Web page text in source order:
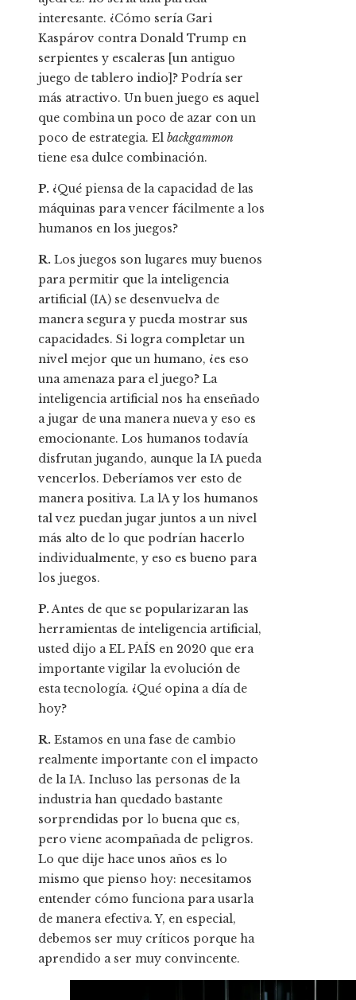
interesante. ¿Cómo sería Gari
Kaspárov contra Donald Trump en
serpientes y escaleras [un antiguo
juego de tablero indio]? Podría ser
más atractivo. Un buen juego es aquel
que combina un poco de azar con un
poco de estrategia. El backgammon
tiene esa dulce combinación.
P. ¿Qué piensa de la capacidad de las
máquinas para vencer fácilmente a los
humanos en los juegos?
R. Los juegos son lugares muy buenos
para permitir que la inteligencia
artificial (IA) se desenvuelva de
manera segura y pueda mostrar sus
capacidades. Si logra completar un
nivel mejor que un humano, ¿es eso
una amenaza para el juego? La
inteligencia artificial nos ha enseñado
a jugar de una manera nueva y eso es
emocionante. Los humanos todavía
disfrutan jugando, aunque la IA pueda
vencerlos. Deberíamos ver esto de
manera positiva. La lA y los humanos
tal vez puedan jugar juntos a un nivel
más alto de lo que podrían hacerlo
individualmente, y eso es bueno para
los juegos.
P.Antes de que se popularizaran las
herramientas de inteligencia artificial,
usted dijo a EL PAÍS en 2020 que era
importante vigilar la evolución de
esta tecnología. ¿Qué opina a día de
hoy?
R. Estamos en una fase de cambio
realmente importante con el impacto
de la IA. Incluso las personas de la
industria han quedado bastante
sorprendidas por lo buena que es,
pero viene acompañada de peligros.
Lo que dije hace unos años es lo
mismo que pienso hoy: necesitamos
entender cómo funciona para usarla
de manera efectiva. Y, en especial,
debemos ser muy críticos porque ha
aprendido a ser muy convincente.